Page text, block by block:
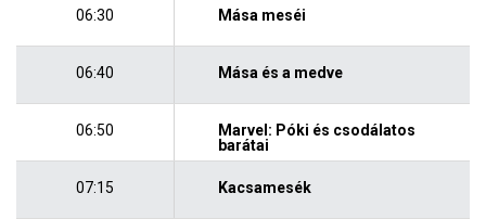
06:30 Mása meséi
06:40 Mása és a medve
06:50
Marvel: Póki és csodálatos
barátai
07:15 Kacsamesék